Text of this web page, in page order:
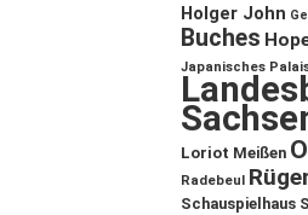
Holger John
Buches
Japanisches
Loriot Meißen
Radebeul
Schauspielhaus